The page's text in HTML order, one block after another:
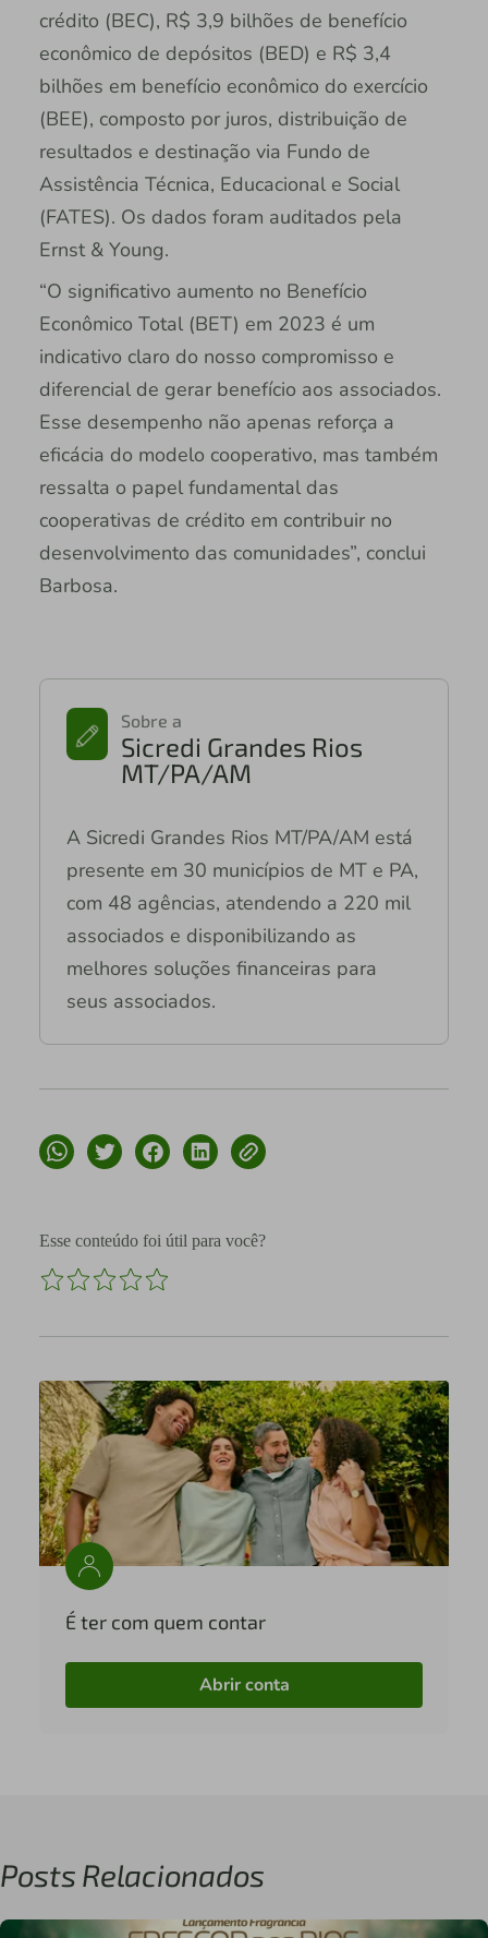
crédito (BEC), R$ 3,9 bilhões de benefício
econômico de depósitos (BED) e R$ 3,4
bilhões em benefício econômico do exercício
(BEE), composto por juros, distribuição de
resultados e destinação via Fundo de
Assistência Técnica, Educacional e Social
(FATES). Os dados foram auditados pela
Ernst & Young.
“O significativo aumento no Benefício
Econômico Total (BET) em 2023 é um
indicativo claro do nosso compromisso e
diferencial de gerar benefício aos associados.
Esse desempenho não apenas reforça a
eficácia do modelo cooperativo, mas também
ressalta o papel fundamental das
cooperativas de crédito em contribuir no
desenvolvimento das comunidades”, conclui
Barbosa.
Sobre a
Sicredi Grandes Rios
MT/PA/AM
A Sicredi Grandes Rios MT/PA/AM está
presente em 30 municípios de MT e PA,
com 48 agências, atendendo a 220 mil
associados e disponibilizando as
melhores soluções financeiras para
seus associados.
Esse conteúdo foi útil para você?
É ter com quem contar
Abrir conta
Posts Relacionados